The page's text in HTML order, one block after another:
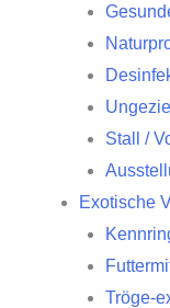
Stall /
Exotische
Tröge-